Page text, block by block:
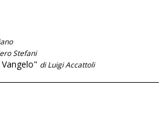
Stefani
di Luigi Accattoli